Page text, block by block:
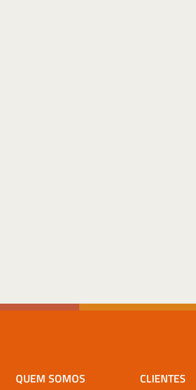
QUEM SOMOS
CLIENTES